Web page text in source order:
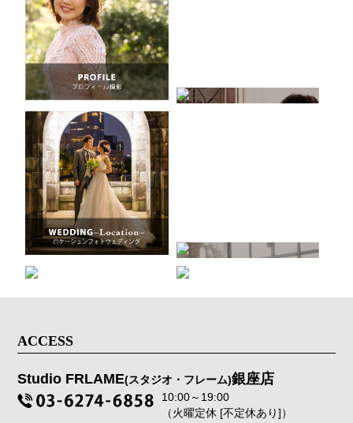
ACCESS
Studio FRLAME(スタジオ・フレーム)銀座店
10:00～19:00
（火曜定休 [不定休あり]）